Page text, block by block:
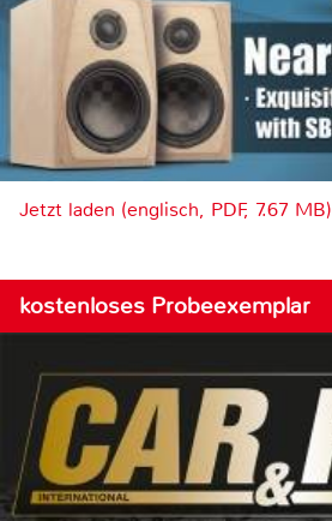
Jetzt laden (englisch, PDF, 7.67 MB)
kostenloses Probeexemplar